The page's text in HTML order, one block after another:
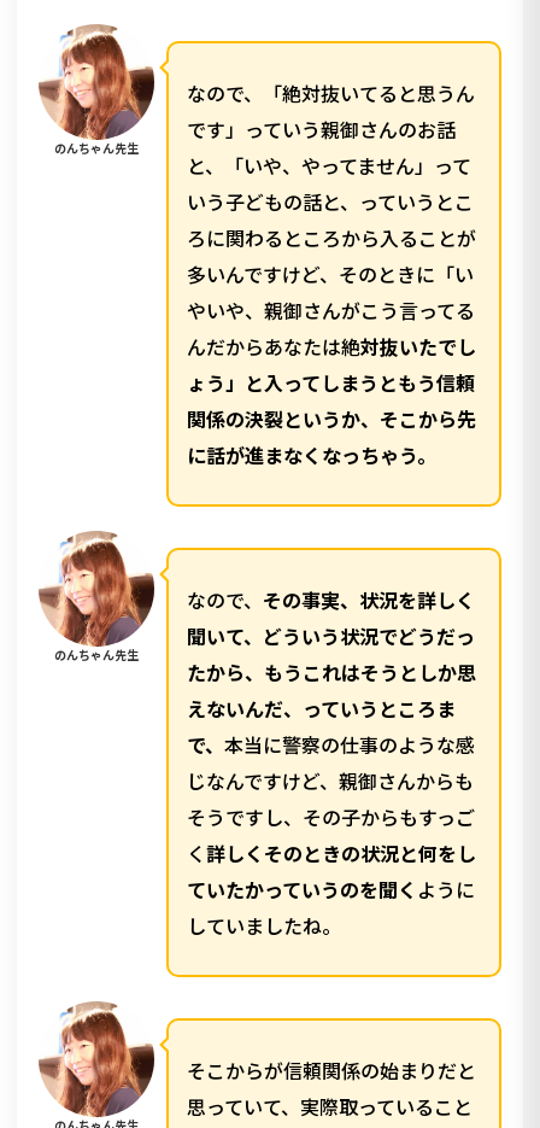
のんちゃん先生
なので、「絶対抜いてると思うん
です」っていう親御さんのお話
と、「いや、やってません」って
いう子どもの話と、っていうとこ
ろに関わるところから入ることが
多いんですけど、そのときに「い
やいや、親御さんがこう言ってる
んだからあなたは絶対抜いたでし
ょう」と入ってしまうともう信頼
関係の決裂というか、そこから先
に話が進まなくなっちゃう。
のんちゃん先生
なので、 その事実、状況を詳しく
聞いて、どういう状況でどうだっ
たから、もうこれはそうとしか思
えないんだ、っていうところま
で、 本当に警察の仕事のような感
じなんですけど、親御さんからも
そうですし、その子からもすっご
く詳しくそのときの状況と何をし
ていたかっていうのを聞く ように
していましたね。
そこからが信頼関係の始まりだと
思っていて、実際取っていること